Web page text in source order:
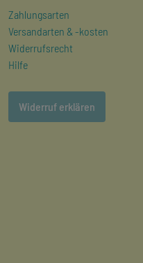
Zahlungsarten
Versandarten & -kosten
Widerrufsrecht
Hilfe
Widerruf erklären